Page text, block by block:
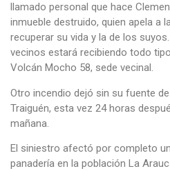
llamado personal que hace
inmueble destruido, quien apela a
recuperar su vida y la de los
vecinos estará recibiendo todo
Volcán Mocho 58, sede vecinal.
Otro incendio dejó sin su fuente
Traiguén, esta vez 24 horas
mañana.
El siniestro afectó por completo
panadería en la población La